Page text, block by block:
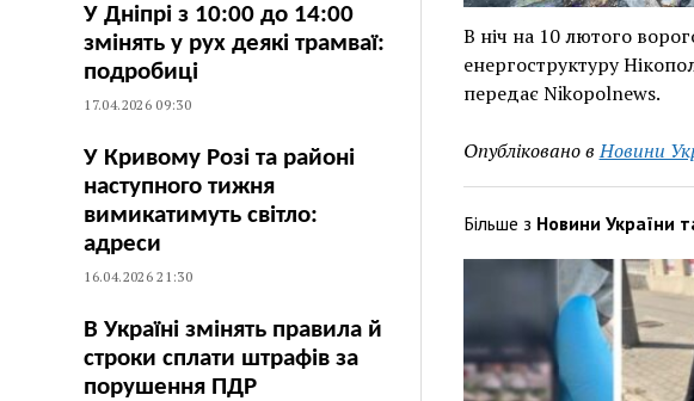
У Дніпрі з 10:00 до 14:00
змінять у рух деякі трамваї:
подробиці
17.04.2026 09:30
У Кривому Розі та районі
наступного тижня
вимикатимуть світло:
адреси
16.04.2026 21:30
В Україні змінять правила й
строки сплати штрафів за
порушення ПДР
В ніч на 10 лютого
енергоструктуру
передає Nikopolnews.
Опубліковано в Новини
Більше з Новини України